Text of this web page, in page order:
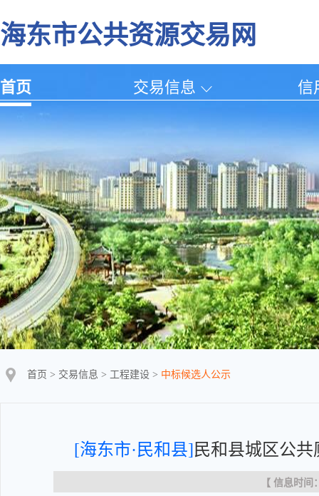
海东市公共资源交易网
首页 交易信息 信
首页 > 交易信息 > 工程建设 > 中标候选人公示
[海东市·民和县]民和县城区公
【 信息时间